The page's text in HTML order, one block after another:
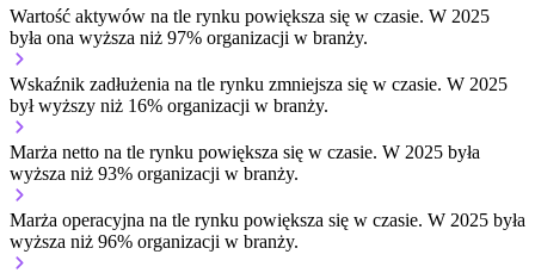
Wartość aktywów na tle rynku powiększa się w czasie. W 2025
była ona wyższa niż 97% organizacji w branży.
Wskaźnik zadłużenia na tle rynku zmniejsza się w czasie. W 2025
był wyższy niż 16% organizacji w branży.
Marża netto na tle rynku powiększa się w czasie. W 2025 była
wyższa niż 93% organizacji w branży.
Marża operacyjna na tle rynku powiększa się w czasie. W 2025 była
wyższa niż 96% organizacji w branży.